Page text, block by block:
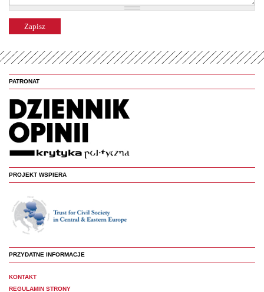
PATRONAT
PROJEKT WSPIERA
PRZYDATNE INFORMACJE
KONTAKT
REGULAMIN STRONY